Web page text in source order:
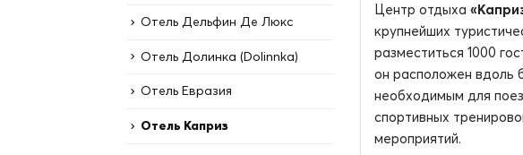
Центр отдыха
крупнейших
разместиться 1000
он расположен вдоль
необходимым для
спортивных
мероприятий.
Отель Дельфин Де Люкс
Отель Долинка (Dolinnka)
Отель Евразия
Отель Каприз